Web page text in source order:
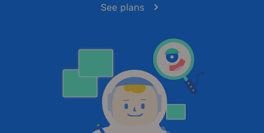
See plans